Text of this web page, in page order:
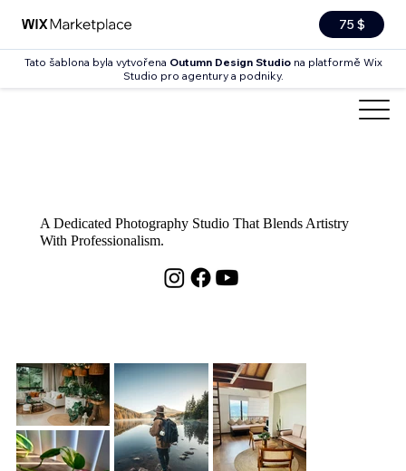
75 $
Tato šablona byla vytvořena Outumn Design Studiona platformě Wix
Studio pro agentury a podniky.